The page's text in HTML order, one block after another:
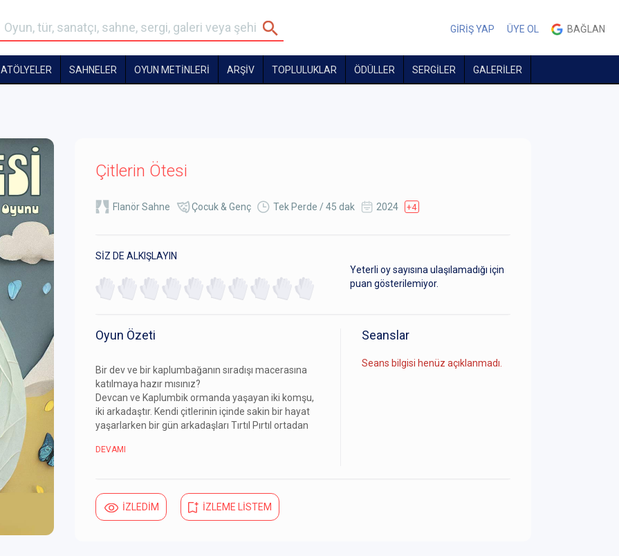
GİRİŞ YAP ÜYE OL BAĞLAN
ATÖLYELER SAHNELER OYUN METİNLERİ ARŞİV TOPLULUKLAR ÖDÜLLER SERGİLER GALERİLER
Çitlerin Ötesi
Flanör Sahne Çocuk & Genç Tek Perde / 45 dak 2024 +4
SİZ DE ALKIŞLAYIN
Yeterli oy sayısına ulaşılamadığı için
puan gösterilemiyor.
Oyun Özeti
Bir dev ve bir kaplumbağanın sıradışı macerasına
katılmaya hazır mısınız?
Devcan ve Kaplumbik ormanda yaşayan iki komşu,
iki arkadaştır. Kendi çitlerinin içinde sakin bir hayat
yaşarlarken bir gün arkadaşları Tırtıl Pırtıl ortadan
DEVAMI
Seanslar
Seans bilgisi henüz açıklanmadı.
İZLEDİM İZLEME LİSTEM